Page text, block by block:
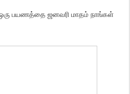
பயணத்தை ஜனவரி மாதம் நாங்கள்